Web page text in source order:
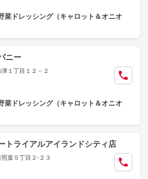
菜ドレッシング（キャロット＆オニオ
ニー
１丁目１２－２
菜ドレッシング（キャロット＆オニオ
トライアルアイランドシティ店
葉５丁目２-２３